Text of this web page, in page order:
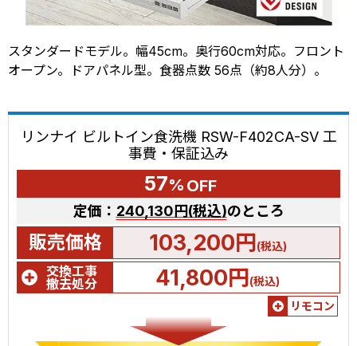
スタンダードモデル。幅45cm。奥行60cm対応。フロント
オープン。ドアパネル型。食器点数 56点（約8人分）。
リンナイ ビルトイン食洗機 RSW-F402CA-SV 工
事費・保証込み
57% OFF
定価： 240,130円(税込)のところ
販売価格 103,200円(税込)
交換工事
撤去処分
41,800円(税込)
リモコン